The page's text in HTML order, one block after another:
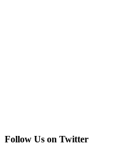
Follow Us on Twitter